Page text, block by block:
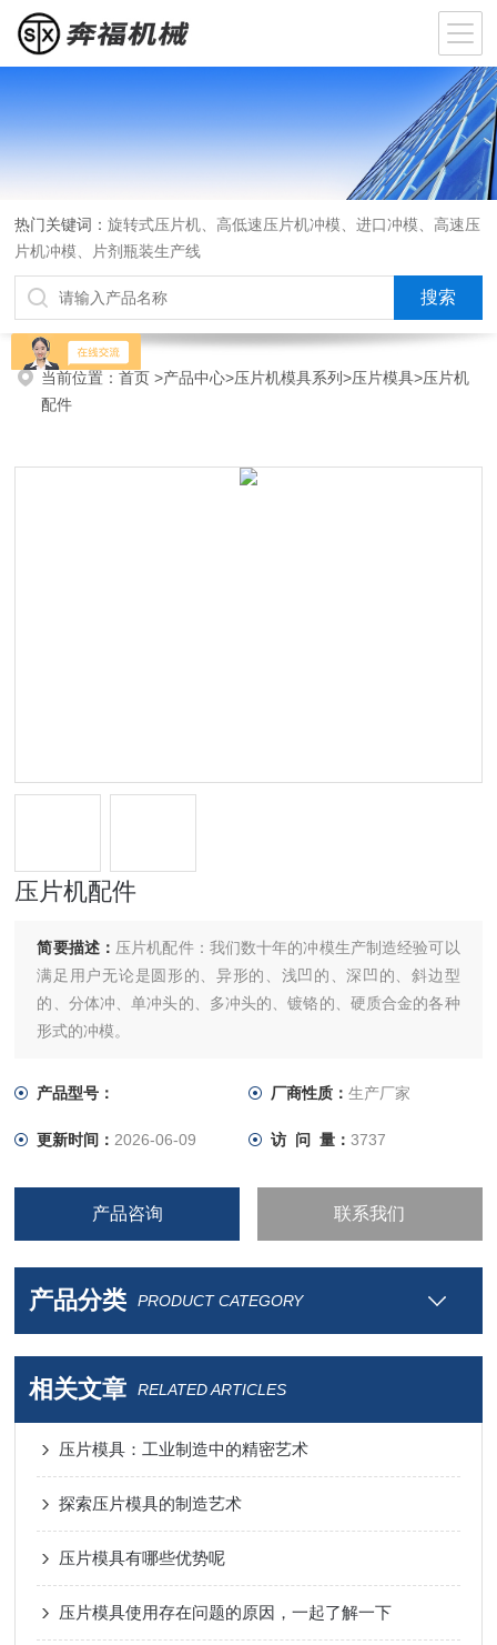
热门关键词：旋转式压片机、高低速压片机冲模、进口冲模、高速压
片机冲模、片剂瓶装生产线
当前位置：首页>产品中心>压片机模具系列>压片模具>压片机
配件
压片机配件
简要描述： 压片机配件：我们数十年的冲模生产制造经验可以
满足用户无论是圆形的、异形的、浅凹的、深凹的、斜边型
的、分体冲、单冲头的、多冲头的、镀铬的、硬质合金的各种
形式的冲模。
产品型号： 厂商性质： 生产厂家
更新时间： 2026-06-09 访 问 量： 3737
产品咨询 联系我们
产品分类 PRODUCT CATEGORY
相关文章 RELATED ARTICLES
压片模具：工业制造中的精密艺术
探索压片模具的制造艺术
压片模具有哪些优势呢
压片模具使用存在问题的原因，一起了解一下